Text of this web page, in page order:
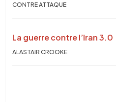
CONTRE ATTAQUE
La guerre contre l’Iran 3.0
ALASTAIR CROOKE